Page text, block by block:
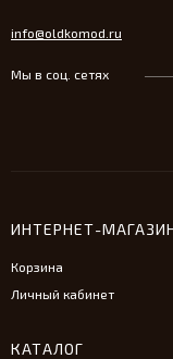
info@oldkomod.ru
Мы в соц. сетях
ИНТЕРНЕТ-
Корзина
Личный кабинет
КАТАЛОГ